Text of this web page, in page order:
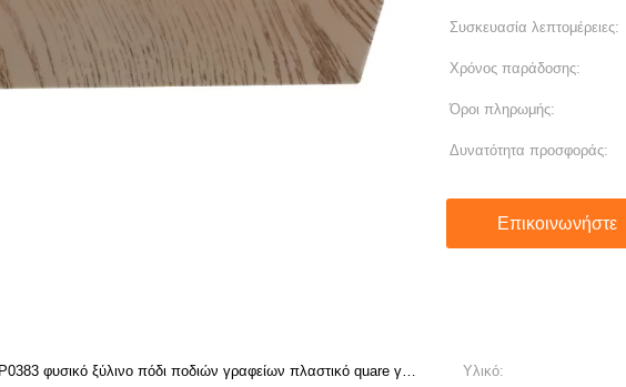
Συσκευασία λεπτομέρειες:
Χρόνος παράδοσης:
Όροι πληρωμής:
Δυνατότητα προσφοράς:
Επικοινωνήστε
φυσικό ξύλινο πόδι ποδιών γραφείων πλαστικό quare για
Υλικό: